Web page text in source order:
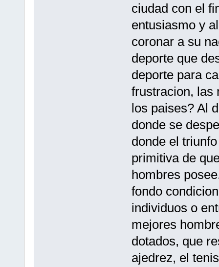
ciudad con el
entusiasmo y
coronar a su
deporte que
deporte para
frustracion, las
los paises? Al
donde se
donde el
primitiva de
hombres
fondo
individuos o
mejores
dotados, que
ajedrez, el